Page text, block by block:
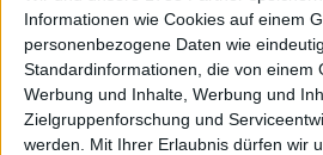
Informationen wie Cookies auf einem
personenbezogene Daten wie
Standardinformationen, die von einem
Werbung und Inhalte, Werbung und
Zielgruppenforschung und
werden.
Mit Ihrer Erlaubnis dürfen wir